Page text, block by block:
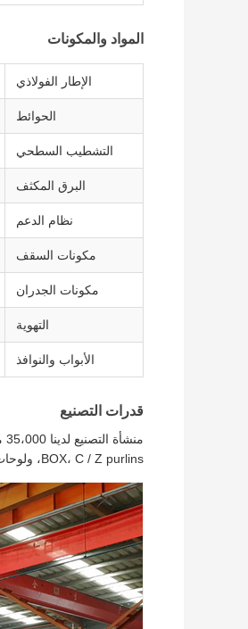
المواد والمكونات
الإطار الفولاذي
الحوائط
التشطيب السطحي
البرق المكثف
نظام الدعم
مكونات السقف
مكونات الجدران
التهوية
الأبواب والنوافذ
قدرات التصنيع
BOX، C / Z purlins، ولوحات الفولاذ الملفوفة.